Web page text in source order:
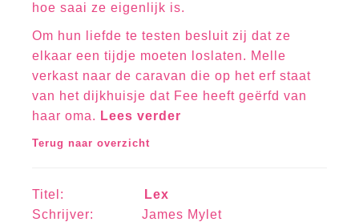
hoe saai ze eigenlijk is.
Om hun liefde te testen besluit zij dat ze
elkaar een tijdje moeten loslaten. Melle
verkast naar de caravan die op het erf staat
van het dijkhuisje dat Fee heeft geërfd van
haar oma. Lees verder
Terug naar overzicht
Titel:
Lex
Schrijver: James Mylet